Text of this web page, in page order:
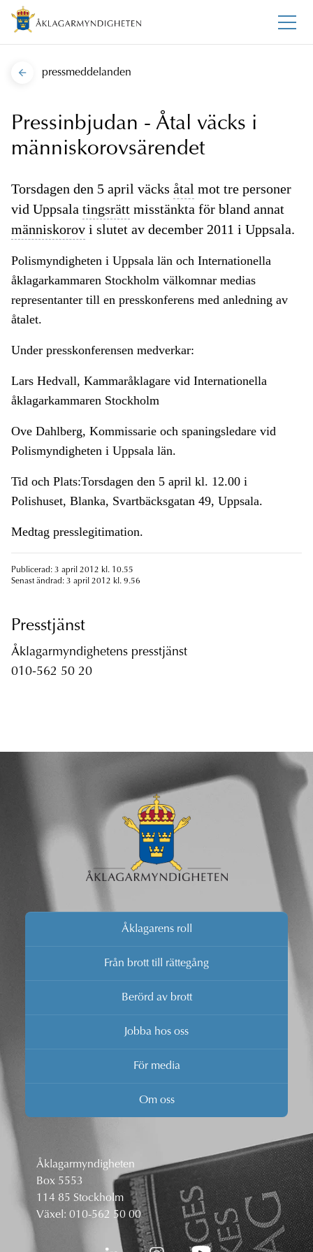
pressmeddelanden
Pressinbjudan - Åtal väcks i
människorovsärendet
Torsdagen den 5 april väcks åtal mot tre personer
vid Uppsala tingsrätt misstänkta för bland annat
människorov i slutet av december 2011 i Uppsala.
Polismyndigheten i Uppsala län och Internationella
åklagarkammaren Stockholm välkomnar medias
representanter till en presskonferens med anledning av
åtalet.
Under presskonferensen medverkar:
Lars Hedvall, Kammaråklagare vid Internationella
åklagarkammaren Stockholm
Ove Dahlberg, Kommissarie och spaningsledare vid
Polismyndigheten i Uppsala län.
Tid och Plats:Torsdagen den 5 april kl. 12.00 i
Polishuset, Blanka, Svartbäcksgatan 49, Uppsala.
Medtag presslegitimation.
Publicerad: 3 april 2012 kl. 10.55
Senast ändrad: 3 april 2012 kl. 9.56
Presstjänst
Åklagarmyndighetens presstjänst
010-562 50 20
Åklagarens roll
Från brott till rättegång
Berörd av brott
Jobba hos oss
För media
Om oss
Åklagarmyndigheten
Box 5553
114 85 Stockholm
Växel: 010-562 50 00